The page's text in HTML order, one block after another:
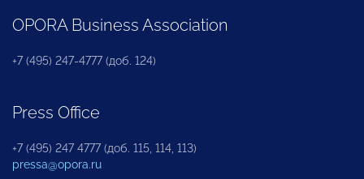
OPORA Business Association
+7 (495) 247-4777 (доб. 124)
Press Office
+7 (495) 247 4777 (доб. 115, 114, 113)
pressa@opora.ru